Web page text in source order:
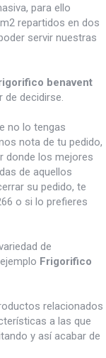
para ello
repartidos en dos
servir nuestras
benavent
decidirse.
no lo tengas
nota de tu pedido,
donde los mejores
de aquellos
su pedido, te
o si lo prefieres
de
Frigorifico
relacionados
a las que
y así acabar de